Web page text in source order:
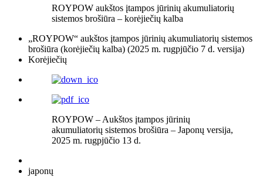
ROYPOW aukštos įtampos jūrinių akumuliatorių
sistemos brošiūra – korėjiečių kalba
„ROYPOW“ aukštos įtampos jūrinių akumuliatorių sistemos
brošiūra (korėjiečių kalba) (2025 m. rugpjūčio 7 d. versija)
Korėjiečių
ROYPOW – Aukštos įtampos jūrinių
akumuliatorių sistemos brošiūra – Japonų versija,
2025 m. rugpjūčio 13 d.
japonų